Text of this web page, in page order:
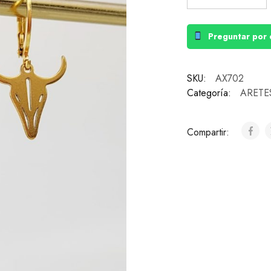
Preguntar por
SKU:
AX702
Categoría:
Compartir: